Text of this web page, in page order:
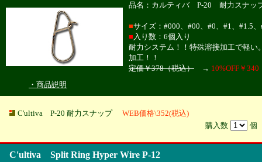
品名：カルティバ P-20 耐力スナッ
■サイズ：#000、#00、#0、#1、#1.5
■ 入り数：6個入り
耐力システム！！特殊溶接加工で軽い
加工！！
定価￥378（税込） → 10%OFF￥
・商品説明
C'ultiva P-20 耐力スナップ
WEB価格\352(税込)
購入数
C'ultiva Split Ring Hyper Wire P-12